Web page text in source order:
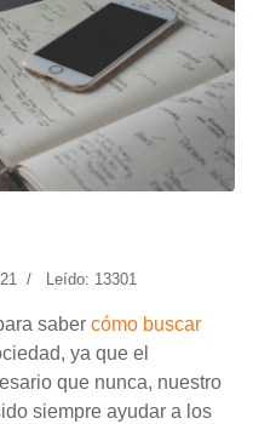
Leído: 13301
saber cómo buscar
ya que el
que nunca, nuestro
siempre ayudar a los